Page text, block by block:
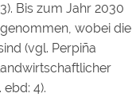
Bis zum Jahr 2030
wobei die
(vgl. Perpiña
4).